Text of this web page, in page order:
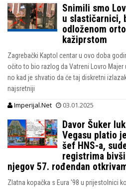
Snimili smo
u slastičarnici,
odloženom
kažiprstom
Zagrebački Kaptol centar u ovo doba
očito to bio razlog da Vatreni Lovro Majer
no kad je shvatio da će taj diskretni
najsretniji
Imperijal.Net 03.01.2025
Davor Šuker
Vegasu platio
šef HNS-a,
registrima
njegov 57. rođendan
Zlatna kopačka s Eura '98 u prijestolnici